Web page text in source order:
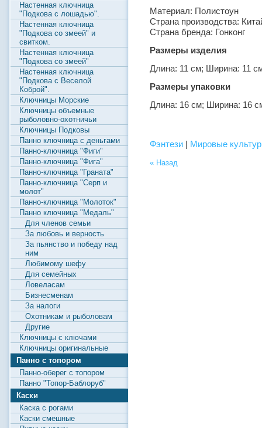
Материал: Полистоун
Страна производства:
Страна бренда: Гонконг
Размеры изделия
Длина: 11 см; Ширина: 11
Размеры упаковки
Длина: 16 см; Ширина: 16
Фэнтези | Мировые
« Назад
Настенная ключница
"Подкова с лошадью".
Настенная ключница
"Подкова со змеей" и
свитком.
Настенная ключница
"Подкова со змеей"
Настенная ключница
"Подкова с Веселой
Коброй".
Ключницы Морские
Ключницы объемные
рыболовно-охотничьи
Ключницы Подковы
Панно ключница с деньгами
Панно-ключница "Фиги"
Панно-ключница "Фига"
Панно-ключница "Граната"
Панно-ключница "Серп и
молот"
Панно-ключница "Молоток"
Панно ключница "Медаль"
Для членов семьи
За любовь и верность
За пьянство и победу над
ним
Любимому шефу
Для семейных
Ловеласам
Бизнесменам
За налоги
Охотникам и рыболовам
Другие
Ключницы с ключами
Ключницы оригинальные
Панно с топором
Панно-оберег с топором
Панно "Топор-Баблоруб"
Каски
Каска с рогами
Каски смешные